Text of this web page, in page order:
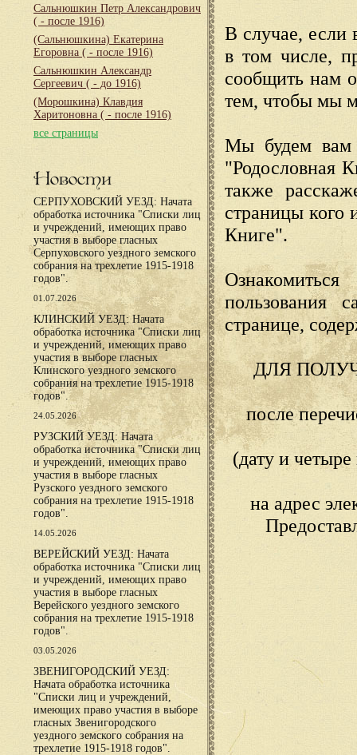
Сальнюшкин Петр Александрович
( - после 1916)
(Сальнюшкина) Екатерина
Егоровна ( - после 1916)
Сальнюшкин Александр
Сергеевич ( - до 1916)
(Морошкина) Клавдия
Харитоновна ( - после 1916)
все страницы
Новости
СЕРПУХОВСКИЙ УЕЗД: Начата
обработка источника "Списки лиц
и учреждений, имеющих право
участия в выборе гласных
Серпуховского уездного земского
собрания на трехлетие 1915-1918
годов".
01.07.2026
КЛИНСКИЙ УЕЗД: Начата
обработка источника "Списки лиц
и учреждений, имеющих право
участия в выборе гласных
Клинского уездного земского
собрания на трехлетие 1915-1918
годов".
24.05.2026
РУЗСКИЙ УЕЗД: Начата
обработка источника "Списки лиц
и учреждений, имеющих право
участия в выборе гласных
Рузского уездного земского
собрания на трехлетие 1915-1918
годов".
14.05.2026
ВЕРЕЙСКИЙ УЕЗД: Начата
обработка источника "Списки лиц
и учреждений, имеющих право
участия в выборе гласных
Верейского уездного земского
собрания на трехлетие 1915-1918
годов".
03.05.2026
ЗВЕНИГОРОДСКИЙ УЕЗД:
Начата обработка источника
"Списки лиц и учреждений,
имеющих право участия в выборе
гласных Звенигородского
уездного земского собрания на
трехлетие 1915-1918 годов".
В случае, если
в том числе,
сообщить нам
тем, чтобы мы
Мы будем вам
"Родословная
также
страницы кого
Книге".
пользования
странице,
ДЛЯ
после
(дату и
на адрес